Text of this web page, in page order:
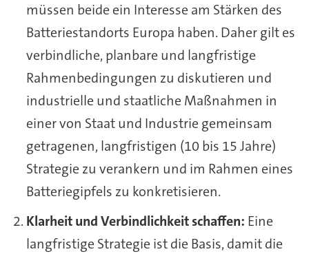
müssen beide ein Interesse am Stärken des
Batteriestandorts Europa haben. Daher gilt es
verbindliche, planbare und langfristige
Rahmenbedingungen zu diskutieren und
industrielle und staatliche Maßnahmen in
einer von Staat und Industrie gemeinsam
getragenen, langfristigen (10 bis 15 Jahre)
Strategie zu verankern und im Rahmen eines
Batteriegipfels zu konkretisieren.
Klarheit und Verbindlichkeit schaffen: Eine
langfristige Strategie ist die Basis, damit die